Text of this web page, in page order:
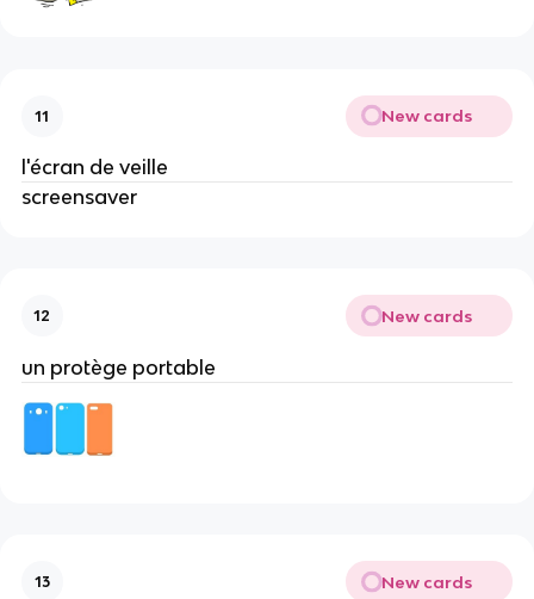
11 New cards
l'écran de veille
screensaver
12 New cards
un protège portable
13 New cards